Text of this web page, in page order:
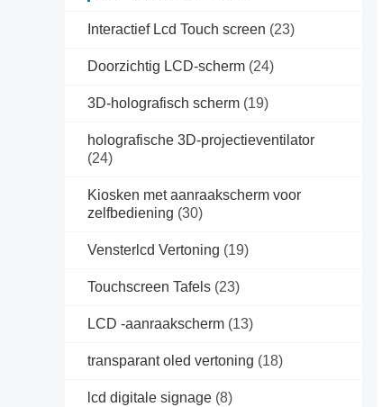
Interactief Lcd Touch screen (23)
Doorzichtig LCD-scherm (24)
3D-holografisch scherm (19)
holografische 3D-projectieventilator
(24)
Kiosken met aanraakscherm voor
zelfbediening (30)
Vensterlcd Vertoning (19)
Touchscreen Tafels (23)
LCD -aanraakscherm (13)
transparant oled vertoning (18)
lcd digitale signage (8)